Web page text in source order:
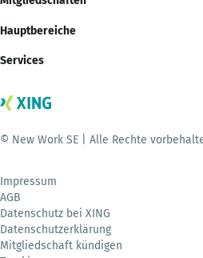
Hauptbereiche
Services
© New Work SE | Alle Rechte
Impressum
AGB
Datenschutz bei XING
Datenschutzerklärung
Mitgliedschaft kündigen